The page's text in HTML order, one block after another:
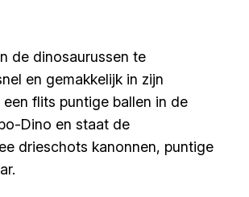
de dinosaurussen te
en gemakkelijk in zijn
flits puntige ballen in de
Dino en staat de
drieschots kanonnen, puntige